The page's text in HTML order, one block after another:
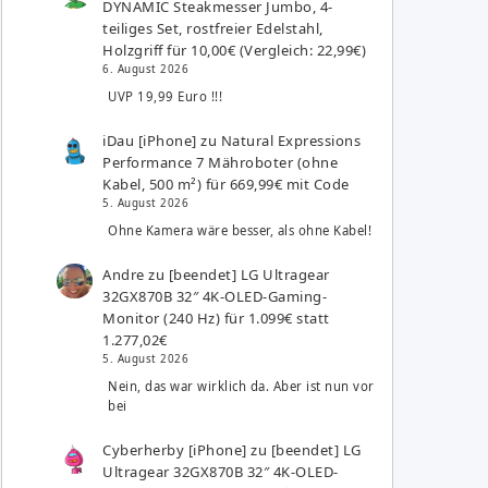
DYNAMIC Steakmesser Jumbo, 4-
teiliges Set, rostfreier Edelstahl,
Holzgriff für 10,00€ (Vergleich: 22,99€)
6. August 2026
UVP 19,99 Euro !!!
iDau [iPhone] zu Natural Expressions
Performance 7 Mähroboter (ohne
Kabel, 500 m²) für 669,99€ mit Code
5. August 2026
Ohne Kamera wäre besser, als ohne Kabel!
Andre zu [beendet] LG Ultragear
32GX870B 32″ 4K-OLED-Gaming-
Monitor (240 Hz) für 1.099€ statt
1.277,02€
5. August 2026
Nein, das war wirklich da. Aber ist nun vor
bei
Cyberherby [iPhone] zu [beendet] LG
Ultragear 32GX870B 32″ 4K-OLED-